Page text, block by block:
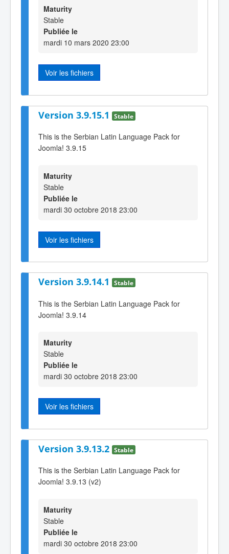
Maturity
Stable
Publiée le
mardi 10 mars 2020 23:00
Voir les fichiers
Version 3.9.15.1 Stable
This is the Serbian Latin Language Pack for
Joomla! 3.9.15
Maturity
Stable
Publiée le
mardi 30 octobre 2018 23:00
Voir les fichiers
Version 3.9.14.1 Stable
This is the Serbian Latin Language Pack for
Joomla! 3.9.14
Maturity
Stable
Publiée le
mardi 30 octobre 2018 23:00
Voir les fichiers
Version 3.9.13.2 Stable
This is the Serbian Latin Language Pack for
Joomla! 3.9.13 (v2)
Maturity
Stable
Publiée le
mardi 30 octobre 2018 23:00